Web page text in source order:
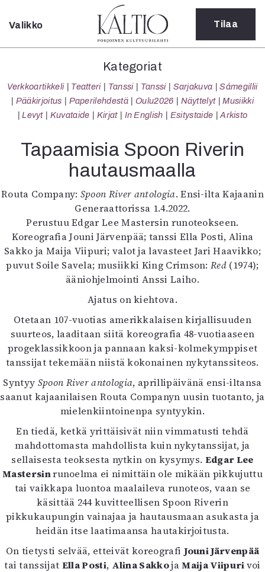
Sulje
Kategoriat
Verkkoartikkeli
Teatteri
Tanssi
Sarjakuva
Sámegillii
Pääkirjoitus
Oulu2026
Näyttelyt
Musiikki
Levyt
Kuvataide
Kirjat
In English
Esitystaide
Arkisto
Lehdet
4/2026
2–3/2026
1/2026
6/2025
5/2025 saame
5/2025
Lehtiarkisto
Info
Tilaus ja irtonumerot
Yhteistyössä
Toimitus
Kaltio ry
Valikko Tilaa
Kategoriat
Verkkoartikkeli Teatteri Tanssi Tanssi Sarjakuva
Sámegillii
Pääkirjoitus
Paperilehdestä Oulu2026 Näyttelyt
Musiikki
Levyt
Kuvataide Kirjat In English Esitystaide Arkisto
Tapaamisia Spoon Riverin
hautausmaalla
Routa Company: Spoon River antologia. Ensi-ilta Kajaanin
Generaattorissa 1.4.2022.
Perustuu Edgar Lee Mastersin runoteokseen.
Koreografia Jouni Järvenpää; tanssi Ella Posti, Alina
Sakko ja Maija Viipuri; valot ja lavasteet Jari Haavikko;
puvut Soile Savela; musiikki King Crimson:Red (1974);
ääniohjelmointi Anssi Laiho.
Ajatus on kiehtova.
Otetaan 107-vuotias amerikkalaisen kirjallisuuden
suurteos, laaditaan siitä koreografia 48-vuotiaaseen
progeklassikkoon ja pannaan kaksi-kolmekymppiset
tanssijat tekemään niistä kokonainen nykytanssiteos.
Syntyy Spoon River antologia, aprillipäivänä ensi-iltansa
saanut kajaanilaisen Routa Companyn uusin tuotanto, ja
mielenkiintoinenpa syntyykin.
En tiedä, ketkä yrittäisivät niin vimmatusti tehdä
mahdottomasta mahdollista kuin nykytanssijat, ja
sellaisesta teoksesta nytkin on kysymys. Edgar Lee
Mastersinrunoelma ei nimittäin ole mikään pikkujuttu
tai vaikkapa luontoa maalaileva runoteos, vaan se
käsittää 244 kuvitteellisen Spoon Riverin
pikkukaupungin vainajaa ja hautausmaan asukasta ja
heidän itse laatimaansa hautakirjoitusta.
On tietysti selvää, etteivät koreografi Jouni Järvenpää
tai tanssijat Ella Posti, Alina SakkojaMaija Viipurivoi